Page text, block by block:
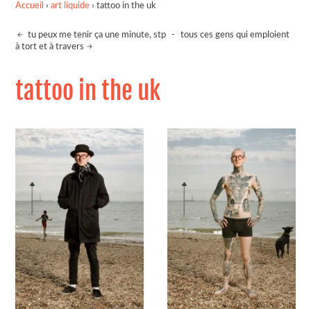
Accueil ›art liquide ›tattoo in the uk
tu peux me tenir ça une minute, stp -
tous ces gens qui emploient
à tort et à travers
tattoo in the uk